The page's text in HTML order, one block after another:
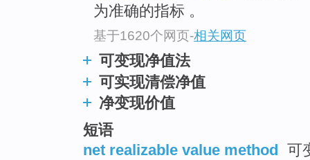
为准确的指标 。
基于1620个网页-相关网页
可变现净值法
可实现清偿净值
净变现价值
短语
net realizable value method 可